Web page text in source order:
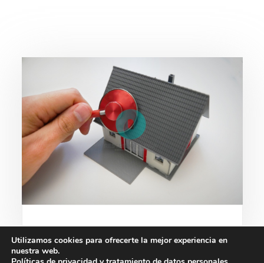
Utilizamos cookies para ofrecerte la mejor experiencia en
nuestra web.